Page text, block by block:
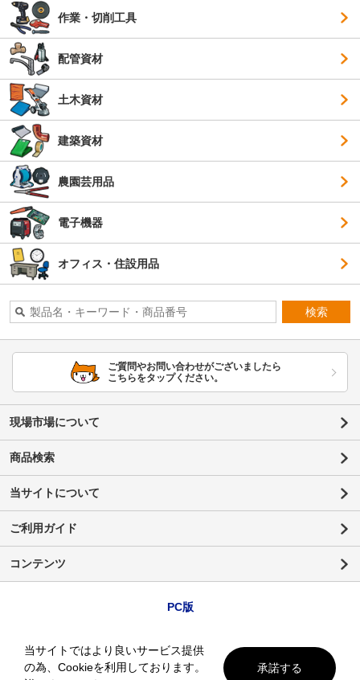
作業・切削工具
配管資材
土木資材
建築資材
農園芸用品
電子機器
オフィス・住設用品
検索
ご質問やお問い合わせがございましたら
こちらをタップください。
現場市場について
商品検索
当サイトについて
ご利用ガイド
コンテンツ
PC版
当サイトではより良いサービス提供
の為、Cookieを利用しております。
承諾する